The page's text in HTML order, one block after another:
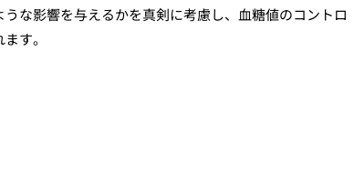
な影響を与えるかを真剣に考慮し、血糖値のコントロ
す。